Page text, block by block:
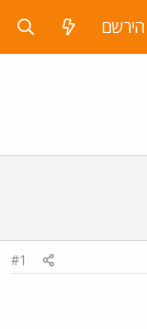
הירשם
#1